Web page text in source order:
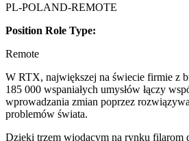
PL-POLAND-REMOTE
Position Role Type:
Remote
W RTX, największej na świecie firmie z
185 000 wspaniałych umysłów łączy
wprowadzania zmian poprzez
problemów świata.
Dzięki trzem wiodącym na rynku filarom